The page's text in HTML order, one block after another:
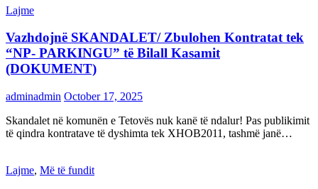
Lajme
Vazhdojnë SKANDALET/ Zbulohen Kontratat tek
“NP- PARKINGU” të Bilall Kasamit
(DOKUMENT)
adminadmin October 17, 2025
Skandalet në komunën e Tetovës nuk kanë të ndalur! Pas publikimit
të qindra kontratave të dyshimta tek XHOB2011, tashmë janë…
Lajme, Më të fundit